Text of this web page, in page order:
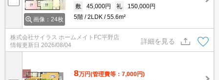
画像：24枚
敷
45,000円 礼
150,000円
5階
2LDK 55.6m²
株式会社サイラス ホームメイトFC平野店
情報更新日 2026/08/04
詳細を見る
8万円(管理費等：7,000円)